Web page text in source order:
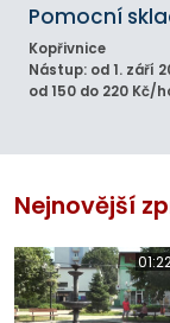
Pomocní
Kopřivnice
Nástup: od 1. září
od 150 do 220 Kč/
Nejnovější